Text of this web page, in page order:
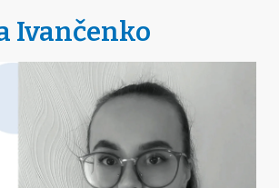
Ivančenko